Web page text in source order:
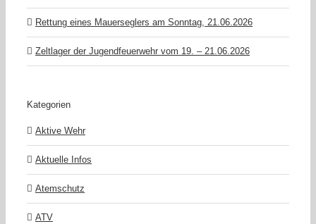
Rettung eines Mauerseglers am Sonntag, 21.06.2026
Zeltlager der Jugendfeuerwehr vom 19. – 21.06.2026
Kategorien
Aktive Wehr
Aktuelle Infos
Atemschutz
ATV